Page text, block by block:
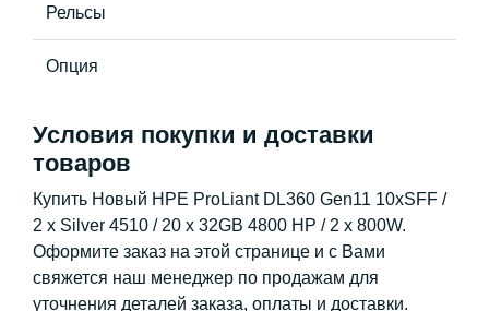
Рельсы
Опция
Условия покупки и доставки
товаров
Купить Новый HPE ProLiant DL360 Gen11 10xSFF /
2 x Silver 4510 / 20 x 32GB 4800 HP / 2 x 800W.
Оформите заказ на этой странице и с Вами
свяжется наш менеджер по продажам для
уточнения деталей заказа, оплаты и доставки.